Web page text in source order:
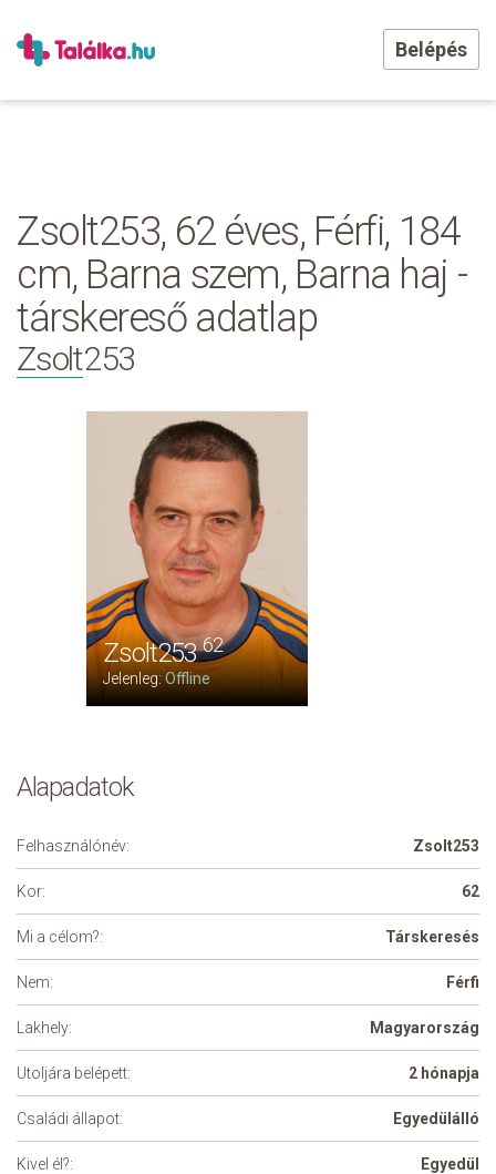
Belépés
Zsolt253, 62 éves, Férfi, 184
cm, Barna szem, Barna haj -
társkereső adatlap
Zsolt253
Zsolt25362
Jelenleg:Offline
Alapadatok
Felhasználónév: Zsolt253
Kor: 62
Mi a célom?: Társkeresés
Nem: Férfi
Lakhely: Magyarország
Utoljára belépett: 2 hónapja
Családi állapot: Egyedülálló
Kivel él?: Egyedül